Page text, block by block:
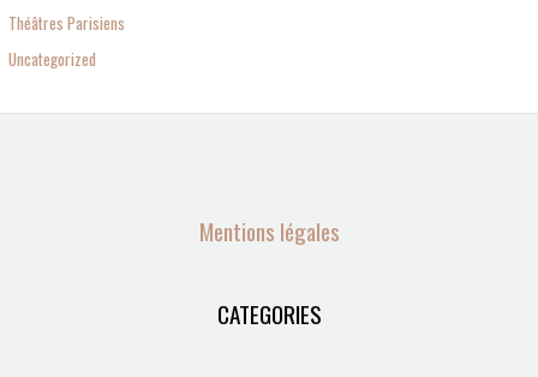
Théâtres Parisiens
Uncategorized
Mentions légales
CATEGORIES